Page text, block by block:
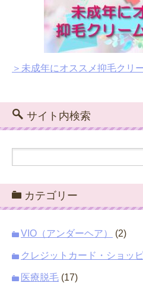
＞未成年にオススメ抑毛クリ
サイト内検索
カテゴリー
VIO（アンダーヘア） (2)
クレジットカード・ショッ
医療脱毛 (17)